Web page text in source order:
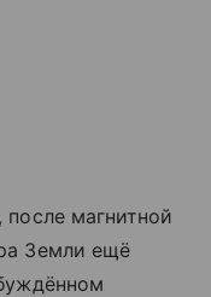
магнитной
Земли ещё